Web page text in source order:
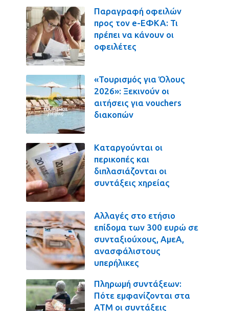
Παραγραφή οφειλών
προς τον e-ΕΦΚΑ: Τι
πρέπει να κάνουν οι
οφειλέτες
«Τουρισμός για Όλους
2026»: Ξεκινούν οι
αιτήσεις για vouchers
διακοπών
Καταργούνται οι
περικοπές και
διπλασιάζονται οι
συντάξεις χηρείας
Αλλαγές στο ετήσιο
επίδομα των 300 ευρώ σε
συνταξιούχους, ΑμεΑ,
ανασφάλιστους
υπερήλικες
Πληρωμή συντάξεων:
Πότε εμφανίζονται στα
ΑΤΜ οι συντάξεις